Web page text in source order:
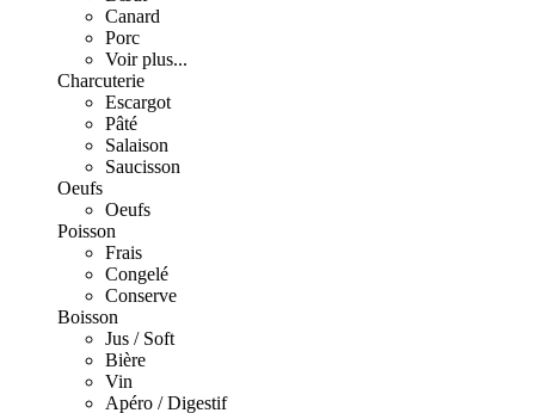
Canard
Porc
Voir plus...
Charcuterie
Escargot
Pâté
Salaison
Saucisson
Oeufs
Oeufs
Poisson
Frais
Congelé
Conserve
Boisson
Jus / Soft
Bière
Vin
Apéro / Digestif